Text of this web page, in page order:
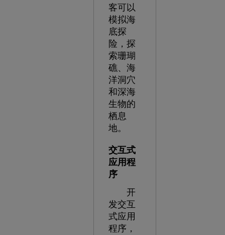
客可以
模拟海
底探
险，探
索珊瑚
礁、海
洋洞穴
和深海
生物的
栖息
地。
交互式
应用程
序
开
发交互
式应用
程序，